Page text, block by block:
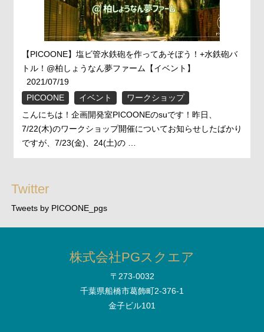
【PICOONE】塩ビ管水鉄砲を作ってあそぼう！+水鉄砲バ
トル！@柏しょうなん夢ファーム【イベント】
2021/07/19
PICOONE
イベント
ワークショップ
こんにちは！企画開発室PICOONEのsuです！昨日、
7/22(木)のワークショップ開催についてお知らせしたばかり
ですが、7/23(金)、24(土)の …
Twitter
Tweets by PICOONE_pgs
株式会社PGスクエア
〒273-0032
千葉県船橋市葛飾町2-376-1
金子ビル101